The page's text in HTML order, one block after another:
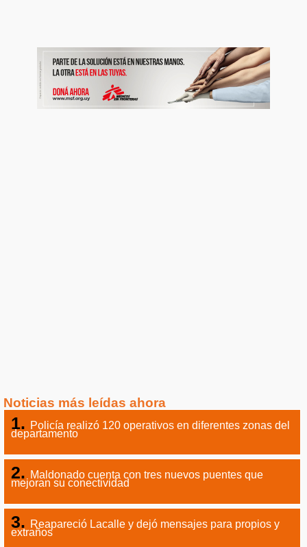
Noticias más leídas ahora
Policía realizó 120 operativos en diferentes zonas del
departamento
Maldonado cuenta con tres nuevos puentes que
mejoran su conectividad
Reapareció Lacalle y dejó mensajes para propios y
extraños